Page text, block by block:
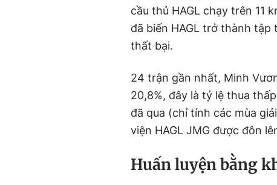
cầu thủ HAGL chạy trên 11
đã biến HAGL trở thành
thất bại.
24 trận gần nhất, Minh
20,8%, đây là tỷ lệ thua
đã qua (chỉ tính các mùa
viện HAGL JMG được đôn
Huấn luyện bằng